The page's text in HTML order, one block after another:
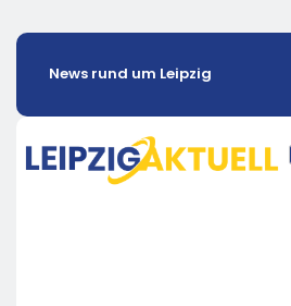
News rund um Leipzig